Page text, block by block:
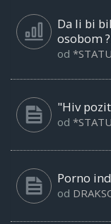
Da li bi
osobom
od
"Hiv
od
Porno
od